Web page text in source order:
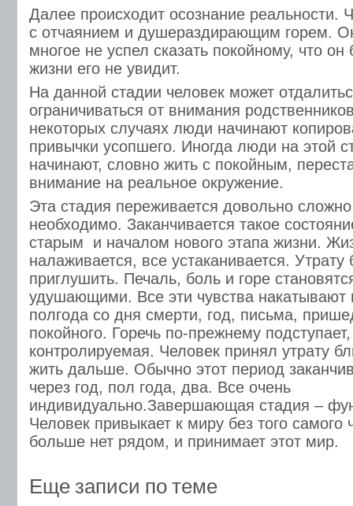
Далее происходит осознание реальности.
с отчаянием и душераздирающим горем.
многое не успел сказать покойному, что
жизни его не увидит.
На данной стадии человек может
ограничиваться от внимания
некоторых случаях люди начинают
привычки усопшего. Иногда люди на этой
начинают, словно жить с покойным,
внимание на реальное окружение.
Эта стадия переживается довольно
необходимо. Заканчивается такое
старым и началом нового этапа жизни.
налаживается, все устаканивается. Утрату
приглушить. Печаль, боль и горе
удушающими. Все эти чувства
полгода со дня смерти, год, письма,
покойного. Горечь по-прежнему
контролируемая. Человек принял утрату
жить дальше. Обычно этот период
через год, пол года, два. Все очень
индивидуально.Завершающая стадия –
Человек привыкает к миру без того самого
больше нет рядом, и принимает этот мир.
Еще записи по теме